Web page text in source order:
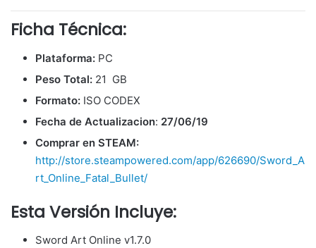
Ficha Técnica:
Plataforma: PC
Peso Total: 21 GB
Formato: ISO CODEX
Fecha de Actualizacion: 27/06/19
Comprar en STEAM:
http://store.steampowered.com/app/626690/Sword_A
rt_Online_Fatal_Bullet/
Esta Versión Incluye:
Sword Art Online v1.7.0